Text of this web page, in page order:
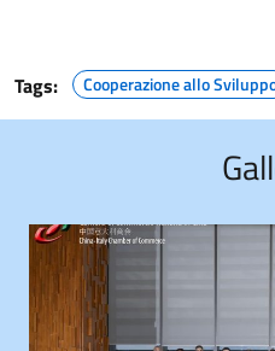
Tags: Cooperazione allo